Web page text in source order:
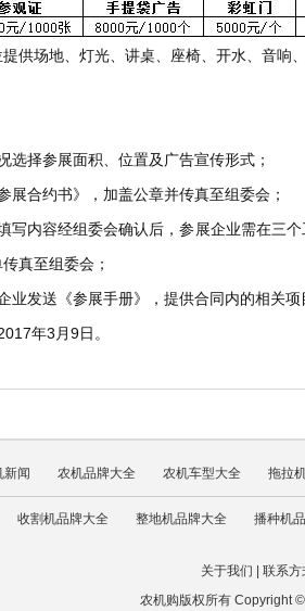
场地、灯光、讲桌、座椅、开水、音响
择参展面积、位置及广告宣传形式；
合约书》，加盖公章并传真至组委会；
内容经组委会确认后，参展企业需在三个
真至组委会；
发送《参展手册》，提供合同内的相关项
年3月9日。
新闻 农机品牌大全 农机车型大全 拖拉
收割机品牌大全 整地机品牌大全 播种机
关于我们
联系方
农机购版权所有 Copyright